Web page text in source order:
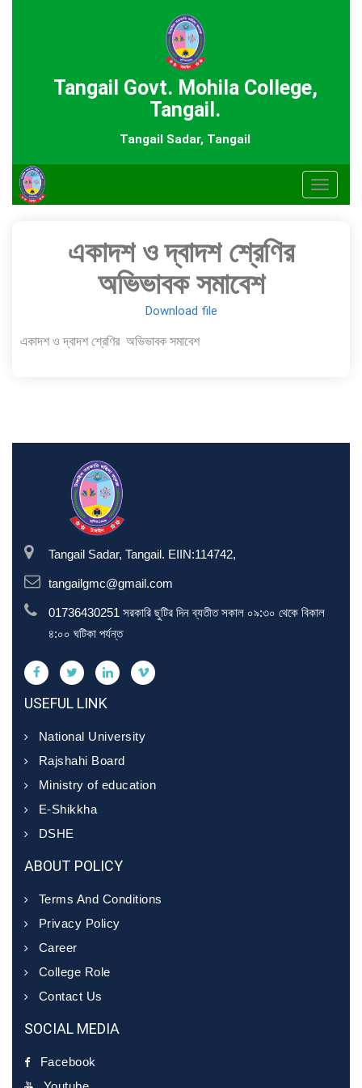
Tangail Govt. Mohila College,
Tangail.
Tangail Sadar, Tangail
Toggle
একাদশ ও দ্বাদশ শ্রেণির
অভিভাবক সমাবেশ
Download file
একাদশ ও দ্বাদশ শ্রেণির অভিভাবক সমাবেশ
Tangail Sadar, Tangail. EIIN:114742,
tangailgmc@gmail.com
01736430251 সরকারি ছুটির দিন ব্যতীত সকাল ০৯:৩০ থেকে বিকাল
৪:০০ ঘটিকা পর্যন্ত
USEFUL LINK
National University
Rajshahi Board
Ministry of education
E-Shikkha
DSHE
ABOUT POLICY
Terms And Conditions
Privacy Policy
Career
College Role
Contact Us
SOCIAL MEDIA
Facebook